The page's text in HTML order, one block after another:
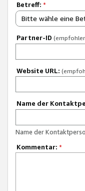
Betreff: *
Bitte wähle eine
Partner-ID
Website URL:
Name der
Name der
Kommentar: *